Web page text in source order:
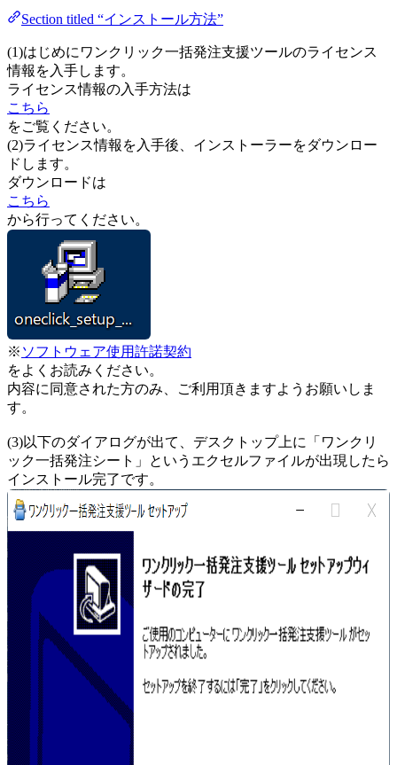
Section titled “インストール方法”
(1)はじめにワンクリック一括発注支援ツールのライセンス
情報を入手します。
ライセンス情報の入手方法は
こちら
をご覧ください。
(2)ライセンス情報を入手後、インストーラーをダウンロー
ドします。
ダウンロードは
こちら
から行ってください。
※ ソフトウェア使用許諾契約
をよくお読みください。
内容に同意された方のみ、ご利用頂きますようお願いしま
す。
(3)以下のダイアログが出て、デスクトップ上に「ワンクリ
ック一括発注シート」というエクセルファイルが出現したら
インストール完了です。